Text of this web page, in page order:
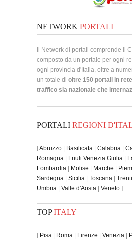
NETWORK PORTALI
Il Network di portali comprende il
composto da un portale per ogni
ogni provincia d'Italia, oltre a
un totale di oltre 150 portali in
traffico sia nazionale che
PORTALI REGIONI
[Abruzzo | Basilicata | Calabria |
Romagna | Friuli Venezia Giulia |
Lombardia | Molise | Marche |
Sardegna | Sicilia | Toscana |
Umbria | Valle d'Aosta | Veneto ]
TOPITALY
[ Pisa | Roma | Firenze | Venezia |